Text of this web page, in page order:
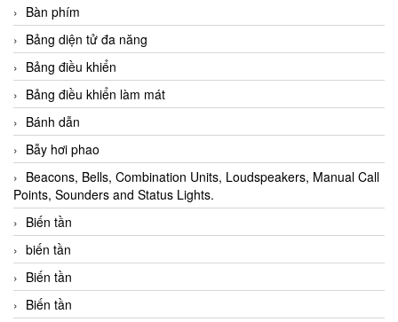
Bàn phím
Bảng diện tử đa năng
Bảng điều khiển
Bảng điều khiển làm mát
Bánh dẫn
Bẫy hơi phao
Beacons, Bells, Combination Units, Loudspeakers, Manual Call
Points, Sounders and Status Lights.
Biến tần
biến tần
Biến tần
Biến tần